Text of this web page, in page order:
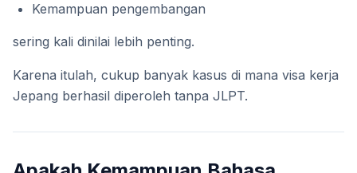
Kemampuan pengembangan
sering kali dinilai lebih penting.
Karena itulah, cukup banyak kasus di mana visa kerja
Jepang berhasil diperoleh tanpa JLPT.